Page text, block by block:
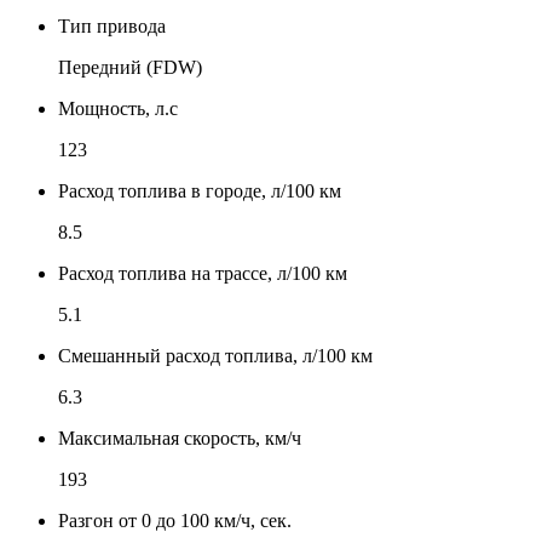
Тип привода
Передний (FDW)
Мощность, л.с
123
Расход топлива в городе, л/100 км
8.5
Расход топлива на трассе, л/100 км
5.1
Смешанный расход топлива, л/100 км
6.3
Максимальная скорость, км/ч
193
Разгон от 0 до 100 км/ч, сек.